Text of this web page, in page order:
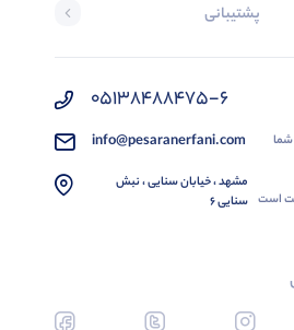
پشتیبانی
است
05138488475-6
info@pesaranerfani.com
مشهد ، خیابان سنایی ، نبش
سنایی 6